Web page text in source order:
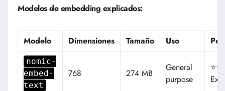
Modelos de embedding explicados:
Modelo Dimensiones Tamaño Uso
nomic-
embed-
text
768 274 MB
General
purpose